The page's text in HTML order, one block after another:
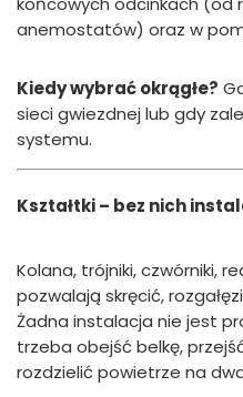
anemostatów) oraz w
Kiedy wybrać okrągłe?
sieci gwiezdnej lub gdy
systemu.
Kształtki – bez nich
Kolana, trójniki, czwórniki,
pozwalają skręcić,
Żadna instalacja nie jest
trzeba obejść belkę,
rozdzielić powietrze na